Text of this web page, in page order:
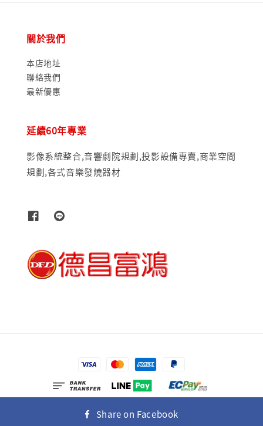
關於我們
本店地址
聯絡我們
最新優惠
延續60年專業
影像系統整合,音響劇院規劃,投影設備專賣,商業空間
規劃,各式音樂發燒器材
Share on Facebook